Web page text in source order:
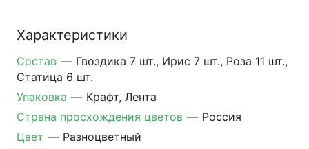
Характеристики
Состав — Гвоздика 7 шт., Ирис 7 шт., Роза 11 шт.,
Статица 6 шт.
Упаковка — Крафт, Лента
Страна просхождения цветов — Россия
Цвет — Разноцветный